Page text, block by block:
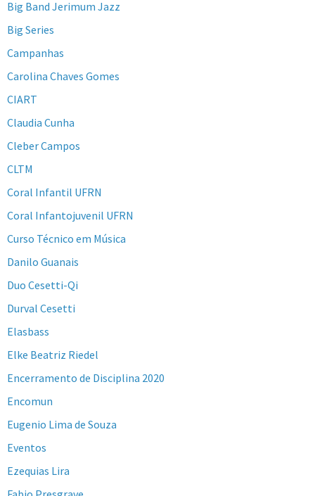
Big Band Jerimum Jazz
Big Series
Campanhas
Carolina Chaves Gomes
CIART
Claudia Cunha
Cleber Campos
CLTM
Coral Infantil UFRN
Coral Infantojuvenil UFRN
Curso Técnico em Música
Danilo Guanais
Duo Cesetti-Qi
Durval Cesetti
Elasbass
Elke Beatriz Riedel
Encerramento de Disciplina 2020
Encomun
Eugenio Lima de Souza
Eventos
Ezequias Lira